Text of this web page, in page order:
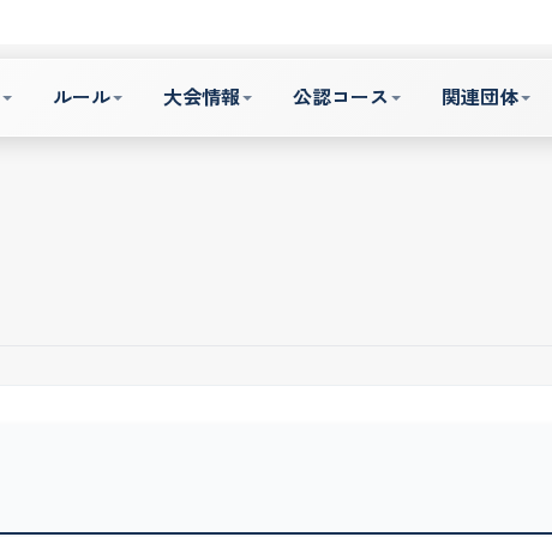
ルール 大会情報 公認コース 関連団体